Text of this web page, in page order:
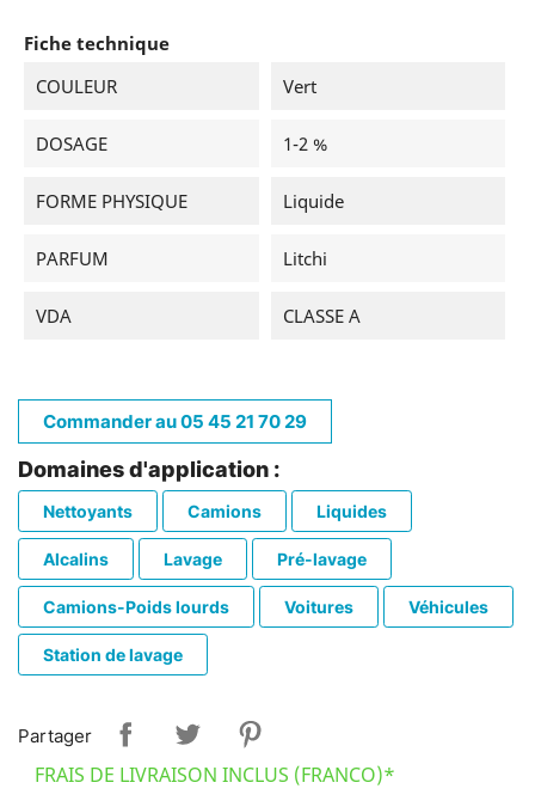
Fiche technique
COULEUR
Vert
DOSAGE 1-2 %
FORME PHYSIQUE Liquide
PARFUM Litchi
VDA CLASSE A
Commander au 05 45 21 70 29
Domaines d'application :
Nettoyants Camions Liquides
Alcalins Lavage Pré-lavage
Camions-Poids lourds Voitures Véhicules
Station de lavage
Partager
FRAIS DE LIVRAISON INCLUS (FRANCO)*